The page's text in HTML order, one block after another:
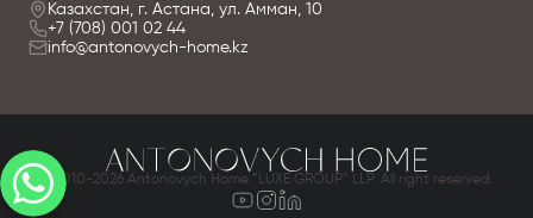
Казахстан, г. Астана, ул. Амман, 10
+7 (708) 001 02 44
info@antonovych-home.kz
© 2010-2026 Antonovych Home.”LUXE GROUP” LLP. All right reserved.